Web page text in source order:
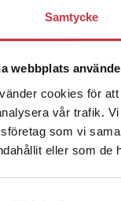
Samtycke
webbplats
cookies för
vår trafik.
som vi
eller som de
år i tjänst –
”Kommer att